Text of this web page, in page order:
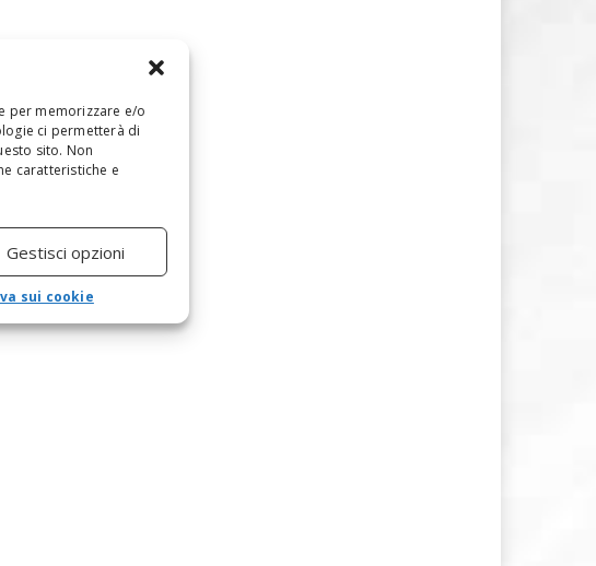
per memorizzare e/o
ci permetterà di
sito. Non
caratteristiche e
Gestisci opzioni
sui cookie
i
t
e
e
r
.
.